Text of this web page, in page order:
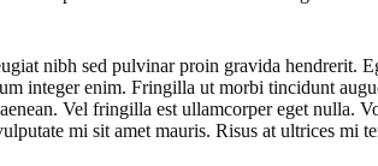
nibh sed pulvinar proin gravida hendrerit.
integer enim. Fringilla ut morbi tincidunt
Vel fringilla est ullamcorper eget
mi sit amet mauris. Risus at ultrices mi